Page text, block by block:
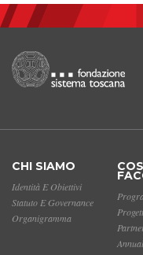
CHI SIAMO
Identità E Obiettivi
Statuto E Governance
Organigramma